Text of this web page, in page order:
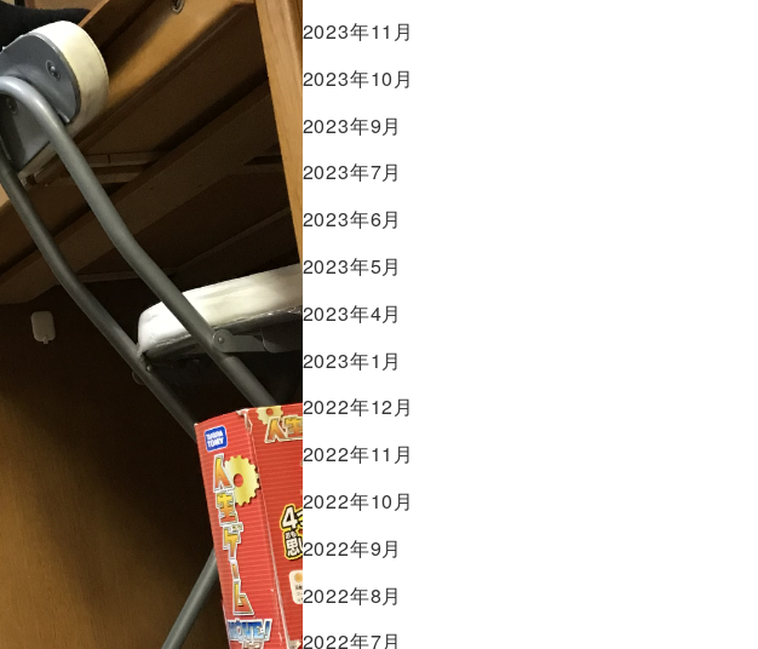
2023年11月
2023年10月
2023年9月
2023年7月
2023年6月
2023年5月
2023年4月
2023年1月
2022年12月
2022年11月
2022年10月
2022年9月
2022年8月
2022年7月